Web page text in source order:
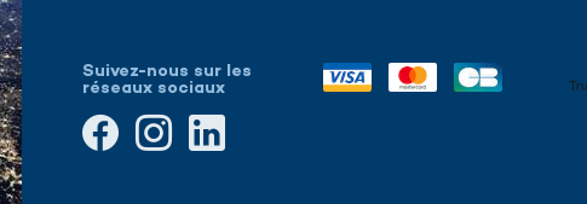
Suivez-nous sur les
réseaux sociaux